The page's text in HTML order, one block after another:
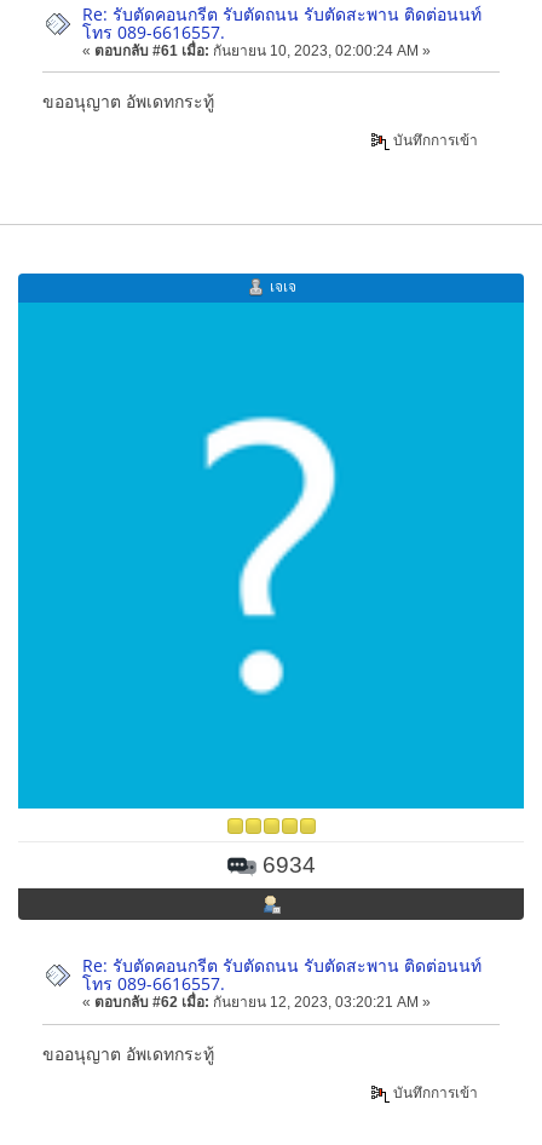
Re: รับตัดคอนกรีต รับตัดถนน รับตัดสะพาน ติดต่อนนท์
โทร 089-6616557.
« ตอบกลับ #61 เมื่อ: กันยายน 10, 2023, 02:00:24 AM »
ขออนุญาต อัพเดทกระทู้
บันทึกการเข้า
เจเจ
6934
Re: รับตัดคอนกรีต รับตัดถนน รับตัดสะพาน ติดต่อนนท์
โทร 089-6616557.
« ตอบกลับ #62 เมื่อ: กันยายน 12, 2023, 03:20:21 AM »
ขออนุญาต อัพเดทกระทู้
บันทึกการเข้า